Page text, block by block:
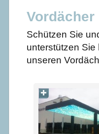
Schützen Sie
unterstützen Sie
unseren